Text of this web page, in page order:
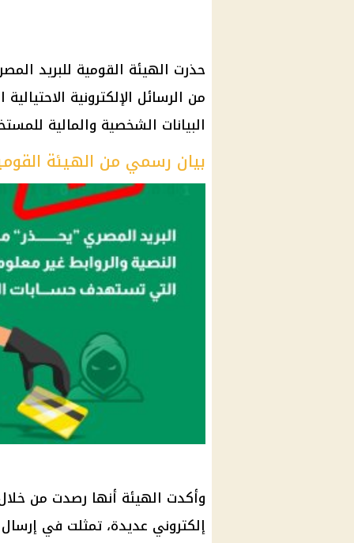
حذرت الهيئة القومية للبريد
من الرسائل الإلكترونية
البيانات الشخصية والمالية
بيان رسمي من الهيئة
وأكدت الهيئة أنها رصدت من
إلكتروني عديدة، تمثلت في